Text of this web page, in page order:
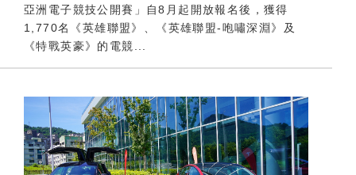
亞洲電子競技公開賽」自8月起開放報名後，獲得
1,770名《英雄聯盟》、《英雄聯盟-咆嘯深淵》及
《特戰英豪》的電競...